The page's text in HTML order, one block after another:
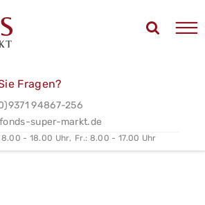
Fragen?
94867-256
super-markt.de
8.00 - 18.00 Uhr, Fr.: 8.00 - 17.00 Uhr